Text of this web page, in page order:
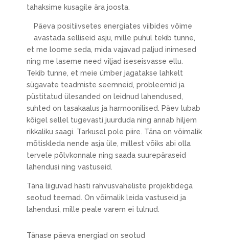
tahaksime kusagile ära joosta.
Päeva positiivsetes energiates viibides võime
avastada selliseid asju, mille puhul tekib tunne,
et me loome seda, mida vajavad paljud inimesed
ning me laseme need viljad iseseisvasse ellu.
Tekib tunne, et meie ümber jagatakse lahkelt
sügavate teadmiste seemneid, probleemid ja
püstitatud ülesanded on leidnud lahendused,
suhted on tasakaalus ja harmoonilised. Päev lubab
kõigel sellel tugevasti juurduda ning annab hiljem
rikkaliku saagi. Tarkusel pole piire. Täna on võimalik
mõtiskleda nende asja üle, millest võiks abi olla
tervele põlvkonnale ning saada suurepäraseid
lahendusi ning vastuseid.
Täna liiguvad hästi rahvusvaheliste projektidega
seotud teemad. On võimalik leida vastuseid ja
lahendusi, mille peale varem ei tulnud.
Tänase päeva energiad on seotud